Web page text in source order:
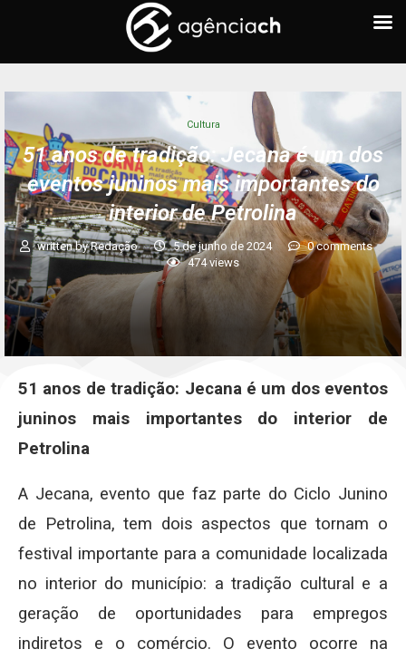
Cultura
51 anos de tradição: Jecana é um dos
eventos juninos mais importantes do
interior de Petrolina
written byRedação 5 de junho de 2024
0 comments
474views
51 anos de tradição: Jecana é um dos eventos
juninos mais importantes do interior de
Petrolina
A Jecana, evento que faz parte do Ciclo Junino
de Petrolina, tem dois aspectos que tornam o
festival importante para a comunidade localizada
no interior do município: a tradição cultural e a
geração de oportunidades para empregos
indiretos e o comércio. O evento ocorre na